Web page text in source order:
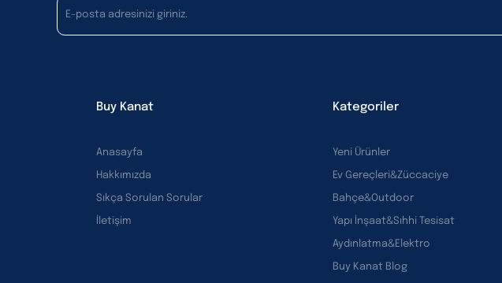
Buy Kanat
Anasayfa
Hakkımızda
Sıkça Sorulan Sorular
İletişim
Kategoriler
Yeni Ürünler
Ev Gereçleri&Züccaciye
Bahçe&Outdoor
Yapı İnşaat&Sıhhi Tesisat
Aydınlatma&Elektro
Buy Kanat Blog